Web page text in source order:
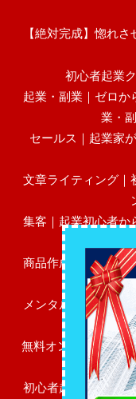
【絶対完成】惚れ
初心者起業
起業・副業｜ゼロか
業・
セールス｜起業家
文章ライティング｜
集客｜起業初心者か
商品作成｜初心者に
メンタル・マインド
ル
無料オンラインサロ
初心者起業家のため